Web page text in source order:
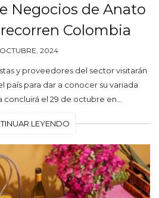
Negocios de Anato
Colombia
2024
y proveedores del sector visitarán
país para dar a conocer su variada
concluirá el 29 de octubre en…
LEYENDO